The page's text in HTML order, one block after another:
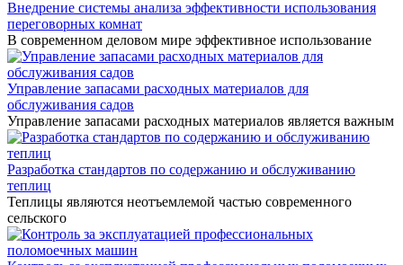
Внедрение системы анализа эффективности использования
переговорных комнат
В современном деловом мире эффективное использование
Управление запасами расходных материалов для
обслуживания садов
Управление запасами расходных материалов является важным
Разработка стандартов по содержанию и обслуживанию
теплиц
Теплицы являются неотъемлемой частью современного
сельского